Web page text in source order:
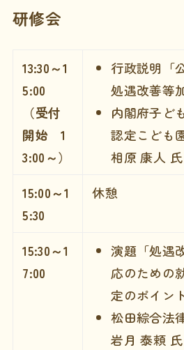
研修会
13:30～1
5:00
（受付
開始 1
3:00～）
行政説明「
処遇改善等
内閣府子ど
認定こども
相原 康人 氏
15:00～1
5:30
休憩
15:30～1
7:00
演題「処
応のための
定のポイント
松田綜合法
岩月 泰頼